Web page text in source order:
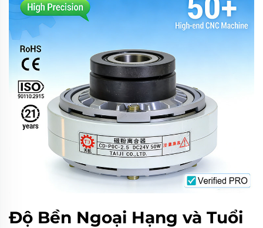
Độ Bền Ngoại Hạng và Tuổi